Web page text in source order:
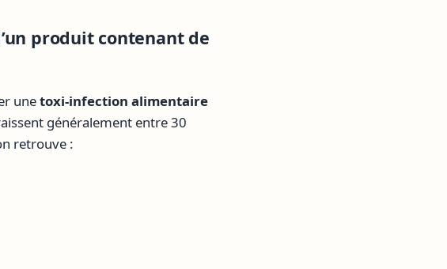
produit contenant de
unetoxi-infection alimentaire
généralement entre 30
retrouve :